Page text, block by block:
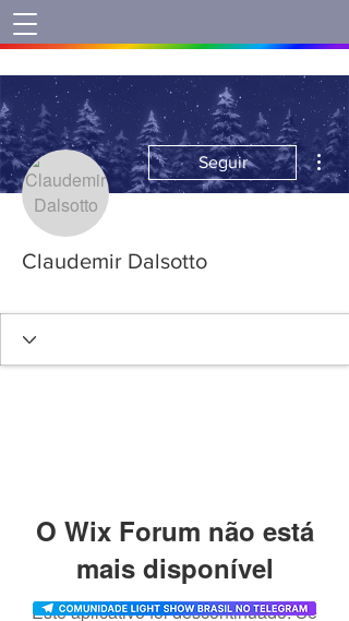
Seguir
Claudemir Dalsotto
O Wix Forum não está
mais disponível
Este aplicativo foi descontinuado. Se